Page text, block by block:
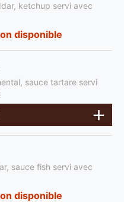
ketchup servi avec
disponible
sauce tartare servi
sauce fish servi avec
disponible